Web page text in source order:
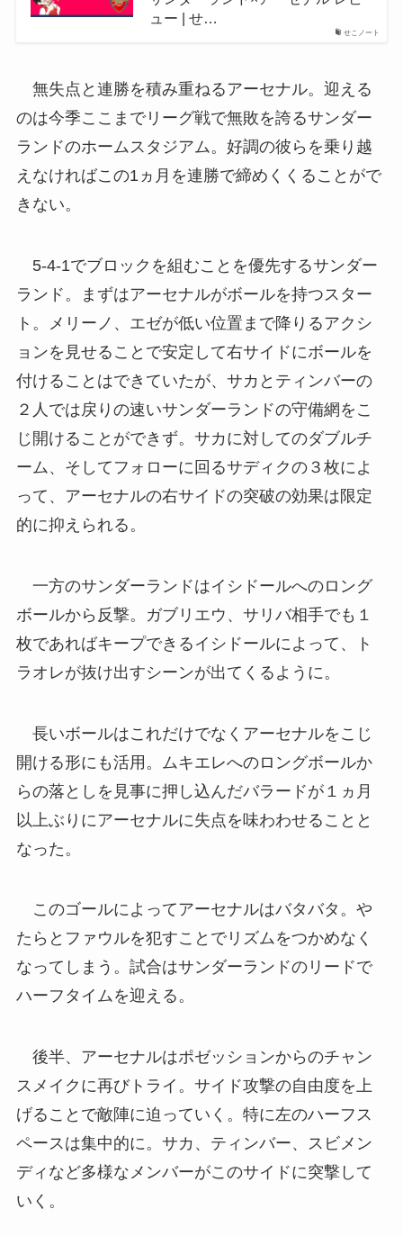
せこノート
ュー | せ…
無失点と連勝を積み重ねるアーセナル。迎える
のは今季ここまでリーグ戦で無敗を誇るサンダー
ランドのホームスタジアム。好調の彼らを乗り越
えなければこの1ヵ月を連勝で締めくくることがで
きない。
5-4-1でブロックを組むことを優先するサンダー
ランド。まずはアーセナルがボールを持つスター
ト。メリーノ、エゼが低い位置まで降りるアクシ
ョンを見せることで安定して右サイドにボールを
付けることはできていたが、サカとティンバーの
２人では戻りの速いサンダーランドの守備網をこ
じ開けることができず。サカに対してのダブルチ
ーム、そしてフォローに回るサディクの３枚によ
って、アーセナルの右サイドの突破の効果は限定
的に抑えられる。
一方のサンダーランドはイシドールへのロング
ボールから反撃。ガブリエウ、サリバ相手でも１
枚であればキープできるイシドールによって、ト
ラオレが抜け出すシーンが出てくるように。
長いボールはこれだけでなくアーセナルをこじ
開ける形にも活用。ムキエレへのロングボールか
らの落としを見事に押し込んだバラードが１ヵ月
以上ぶりにアーセナルに失点を味わわせることと
なった。
このゴールによってアーセナルはバタバタ。や
たらとファウルを犯すことでリズムをつかめなく
なってしまう。試合はサンダーランドのリードで
ハーフタイムを迎える。
後半、アーセナルはポゼッションからのチャン
スメイクに再びトライ。サイド攻撃の自由度を上
げることで敵陣に迫っていく。特に左のハーフス
ペースは集中的に。サカ、ティンバー、スビメン
ディなど多様なメンバーがこのサイドに突撃して
いく。